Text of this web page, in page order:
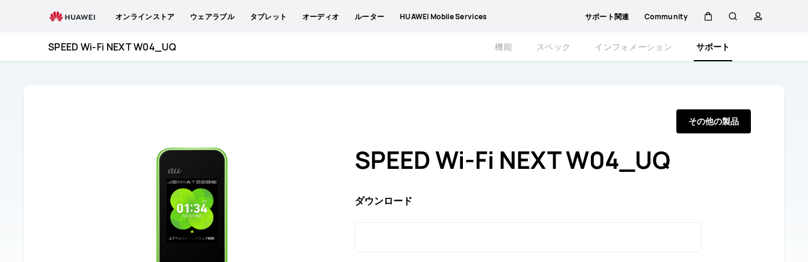
W04_UQ
オンラインストア ウェアラブル タブレット オーディオ ルーター HUAWEI Mobile Services サポート関連 Community
SPEED Wi-Fi NEXT W04_UQ 機能 スペック インフォメーション サポート
SPEED Wi-Fi NEXT W04_UQ
ダウンロード
その他の製品